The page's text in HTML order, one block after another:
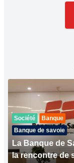
Société
Banque
Banque de savoie
La Banque de
la rencontre de